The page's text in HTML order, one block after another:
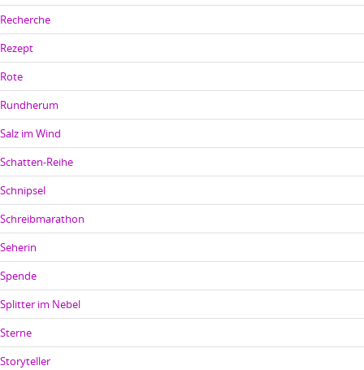
Recherche
Rezept
Rote
Rundherum
Salz im Wind
Schatten-Reihe
Schnipsel
Schreibmarathon
Seherin
Spende
Splitter im Nebel
Sterne
Storyteller